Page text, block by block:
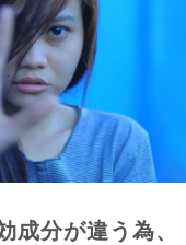
成分が違う為、